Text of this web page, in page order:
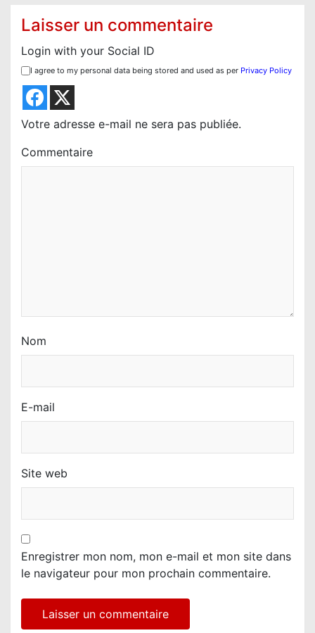
d
Laisser un commentaire
Login with your Social ID
I agree to my personal data being stored and used as per Privacy Policy
Votre adresse e-mail ne sera pas publiée.
Commentaire
Nom
E-mail
Site web
Enregistrer mon nom, mon e-mail et mon site dans
le navigateur pour mon prochain commentaire.